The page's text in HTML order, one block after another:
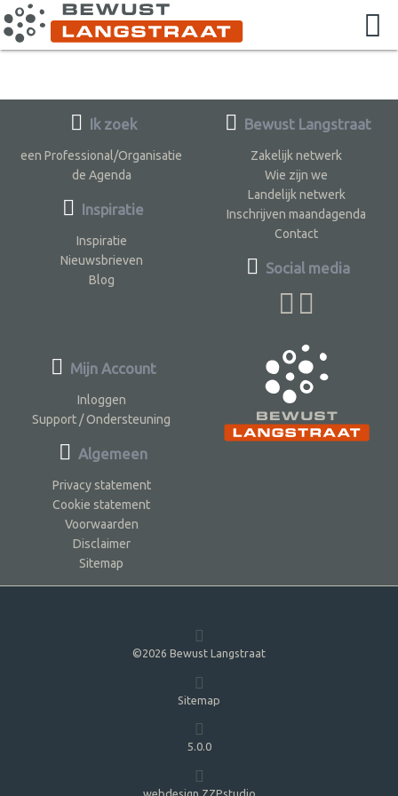
Ik zoek
een Professional/Organisatie
de Agenda
Inspiratie
Inspiratie
Nieuwsbrieven
Blog
Bewust Langstraat
Zakelijk netwerk
Wie zijn we
Landelijk netwerk
Inschrijven maandagenda
Contact
Social media
Mijn Account
Inloggen
Support / Ondersteuning
Algemeen
Privacy statement
Cookie statement
Voorwaarden
Disclaimer
Sitemap
©2026 Bewust Langstraat
Sitemap
5.0.0
webdesign ZZPstudio